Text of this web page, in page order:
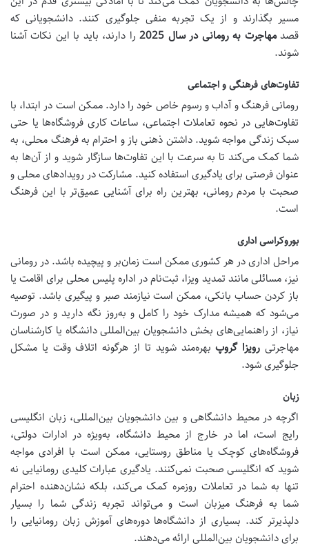
مسیر بگذارند و از یک تجربه منفی جلوگیری کنند. دانشجویانی که
قصد مهاجرت به رومانی در سال 2025
را دارند، باید با این نکات آشنا
شوند.
تفاوت‌های فرهنگی و اجتماعی
رومانی فرهنگ و آداب و رسوم خاص خود را دارد. ممکن است در ابتدا، با
تفاوت‌هایی در نحوه تعاملات اجتماعی، ساعات کاری فروشگاه‌ها یا حتی
سبک زندگی مواجه شوید. داشتن ذهنی باز و احترام به فرهنگ محلی، به
شما کمک می‌کند تا به سرعت با این تفاوت‌ها سازگار شوید و از آن‌ها به
عنوان فرصتی برای یادگیری استفاده کنید. مشارکت در رویدادهای محلی و
صحبت با مردم رومانی، بهترین راه برای آشنایی عمیق‌تر با این فرهنگ
است.
بوروکراسی اداری
مراحل اداری در هر کشوری ممکن است زمان‌بر و پیچیده باشد. در رومانی
نیز، مسائلی مانند تمدید ویزا، ثبت‌نام در اداره پلیس محلی برای اقامت یا
باز کردن حساب بانکی، ممکن است نیازمند صبر و پیگیری باشد. توصیه
می‌شود که همیشه مدارک خود را کامل و به‌روز نگه دارید و در صورت
نیاز، از راهنمایی‌های بخش دانشجویان بین‌المللی دانشگاه یا کارشناسان
مهاجرتی رویزا گروپ بهره‌مند شوید تا از هرگونه اتلاف وقت یا مشکل
جلوگیری شود.
زبان
اگرچه در محیط دانشگاهی و بین دانشجویان بین‌المللی، زبان انگلیسی
رایج است، اما در خارج از محیط دانشگاه، به‌ویژه در ادارات دولتی،
فروشگاه‌های کوچک یا مناطق روستایی، ممکن است با افرادی مواجه
شوید که انگلیسی صحبت نمی‌کنند. یادگیری عبارات کلیدی رومانیایی نه
تنها به شما در تعاملات روزمره کمک می‌کند، بلکه نشان‌دهنده احترام
شما به فرهنگ میزبان است و می‌تواند تجربه زندگی شما را بسیار
دلپذیرتر کند. بسیاری از دانشگاه‌ها دوره‌های آموزش زبان رومانیایی را
برای دانشجویان بین‌المللی ارائه می‌دهند.